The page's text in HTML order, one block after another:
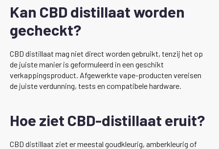
Kan CBD distillaat worden
gecheckt?
CBD distillaat mag niet direct worden gebruikt, tenzij het op
de juiste manier is geformuleerd in een geschikt
verkappingsproduct. Afgewerkte vape-producten vereisen
de juiste verdunning, tests en compatibele hardware.
Hoe ziet CBD-distillaat eruit?
CBD distillaat ziet er meestal goudkleurig, amberkleurig of